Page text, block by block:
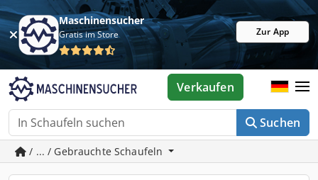
Maschinensucher
Gratis im Store Zur App
Suchen
Verkaufen
/ ... / Gebrauchte Schaufeln